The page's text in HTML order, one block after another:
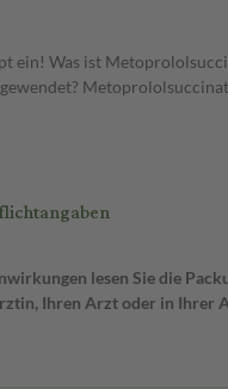
ein! Was ist
lesen Sie die
Ihren Arzt oder in Ihrer